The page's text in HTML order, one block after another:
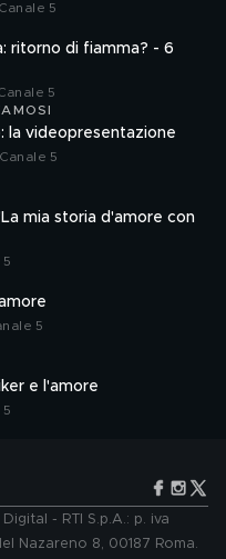
5
ritorno di fiamma? - 6
5
la videopresentazione
5
mia storia d'amore con
5
5
e l'amore
5
- RTI S.p.A.: p. iva
Nazareno 8, 00187 Roma.